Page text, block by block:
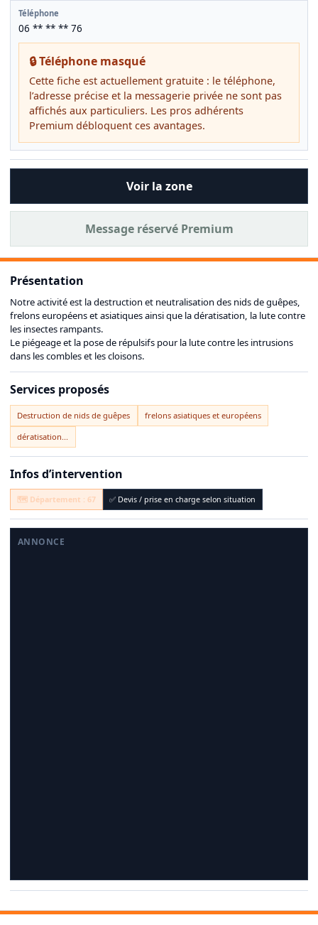
Présentation
Notre activité est la destruction et neutralisation des nids de guêpes,
frelons européens et asiatiques ainsi que la dératisation, la lute contre
les insectes rampants.
Le piégeage et la pose de répulsifs pour la lute contre les intrusions
dans les combles et les cloisons.
Services proposés
Destruction de nids de guêpes frelons asiatiques et européens
dératisation...
Infos d’intervention
🗺️ Département : 67 ✅ Devis / prise en charge selon situation
ANNONCE
Téléphone
06 ** ** ** 76
🔒 Téléphone masqué
Cette fiche est actuellement gratuite : le téléphone,
l’adresse précise et la messagerie privée ne sont pas
affichés aux particuliers. Les pros adhérents
Premium débloquent ces avantages.
Voir la zone
Message réservé Premium